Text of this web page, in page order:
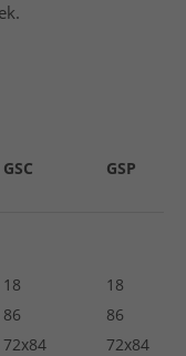
GSC GSP
18
86
72x84
18
86
72x84